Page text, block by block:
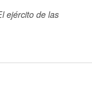
ejército de las